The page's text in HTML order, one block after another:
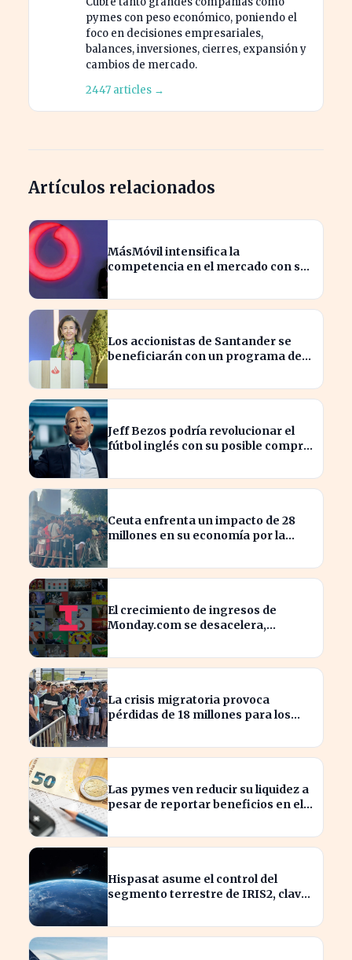
pymes con peso económico, poniendo el
foco en decisiones empresariales,
balances, inversiones, cierres, expansión y
cambios de mercado.
2447 articles →
Artículos relacionados
MásMóvil intensifica la
competencia en el mercado con su
España
Los accionistas de Santander se
beneficiarán con un programa de
Jeff Bezos podría revolucionar el
fútbol inglés con su posible compra
Ceuta enfrenta un impacto de 28
millones en su economía por la
El crecimiento de ingresos de
Monday.com se desacelera,
La crisis migratoria provoca
pérdidas de 18 millones para los
Las pymes ven reducir su liquidez a
pesar de reportar beneficios en el
Hispasat asume el control del
segmento terrestre de IRIS2, clave